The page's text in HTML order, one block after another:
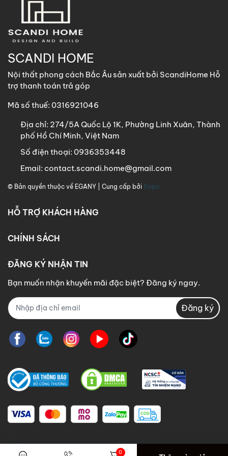
trách nhiệm toàn bộ qua các phương thức: Gửi nhà xe,
GHN, Viettel Post, Nhất Tín,…
Sản phẩm trên 1m8 ScandiHome chưa hỗ trợ vận chuyển
trợ nếu cần thiết.
SCANDI HOME
Nội thất phong cách Bắc Âu sản xuất bởi ScandiHome Hỗ
trợ thanh toán trả góp
Mã số thuế: 0316921046
Địa chỉ: 274/5A Quốc Lộ 1K, Phường Linh Xuân, Thành
phố Hồ Chí Minh, Việt Nam
Số điện thoại: 0936353448
Email: contact.scandi.home@gmail.com
© Bản quyền thuộc về EGANY | Cung cấp bởi Sapo
HỖ TRỢ KHÁCH HÀNG
CHÍNH SÁCH
ĐĂNG KÝ NHẬN TIN
Bạn muốn nhận khuyến mãi đặc biệt? Đăng ký ngay.
Đăng ký
0